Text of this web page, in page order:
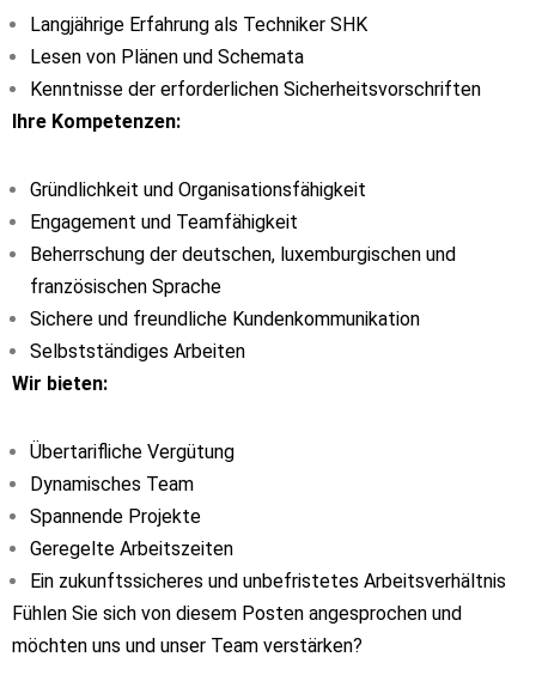
Langjährige Erfahrung als Techniker SHK
Lesen von Plänen und Schemata
Kenntnisse der erforderlichen Sicherheitsvorschriften
Ihre Kompetenzen:
Gründlichkeit und Organisationsfähigkeit
Engagement und Teamfähigkeit
Beherrschung der deutschen, luxemburgischen und
französischen Sprache
Sichere und freundliche Kundenkommunikation
Selbstständiges Arbeiten
Wir bieten:
Übertarifliche Vergütung
Dynamisches Team
Spannende Projekte
Geregelte Arbeitszeiten
Ein zukunftssicheres und unbefristetes Arbeitsverhältnis
Fühlen Sie sich von diesem Posten angesprochen und
möchten uns und unser Team verstärken?